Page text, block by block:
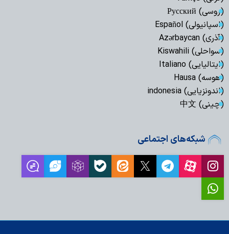
(روسی) Русский
(اسپانیولی) Español
(آذری) Azərbaycan
(سواحلی) Kiswahili
(ایتالیایی) Italiano
(هوسه) Hausa
(اندونزیایی) indonesia
(چینی) 中文
شبکه‌های اجتماعی